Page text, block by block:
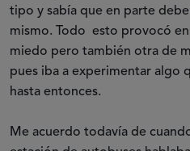
tipo y sabía que en parte
mismo. Todo esto provocó
miedo pero también otra de
pues iba a experimentar algo
hasta entonces.
Me acuerdo todavía de